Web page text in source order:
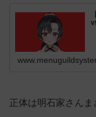
正体は明石家さんま